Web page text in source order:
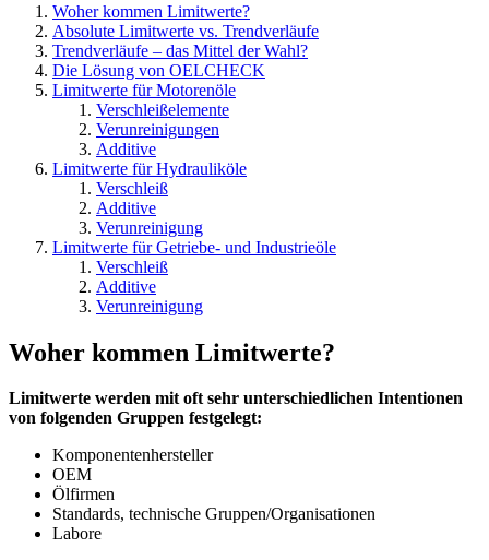
Woher kommen Limitwerte?
Absolute Limitwerte vs. Trendverläufe
Trendverläufe – das Mittel der Wahl?
Die Lösung von OELCHECK
Limitwerte für Motorenöle
Verschleißelemente
Verunreinigungen
Additive
Limitwerte für Hydrauliköle
Verschleiß
Additive
Verunreinigung
Limitwerte für Getriebe- und Industrieöle
Verschleiß
Additive
Verunreinigung
Woher kommen Limitwerte?
Limitwerte werden mit oft sehr unterschiedlichen Intentionen
von folgenden Gruppen festgelegt:
Komponentenhersteller
OEM
Ölfirmen
Standards, technische Gruppen/Organisationen
Labore